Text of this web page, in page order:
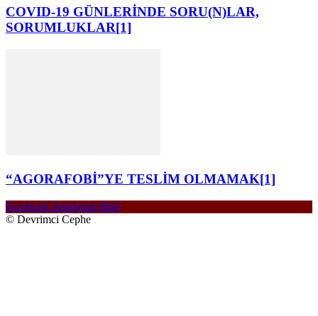
COVID-19 GÜNLERİNDE SORU(N)LAR,
SORUMLUKLAR[1]
“AGORAFOBİ”YE TESLİM OLMAMAK[1]
Facebook Instagram Mail
© Devrimci Cephe